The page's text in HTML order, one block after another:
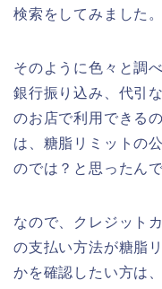
検索をしてみました。
そのように色々と調
銀行振り込み、代引
のお店で利用できる
は、糖脂リミットの
のでは？と思ったんで
なので、クレジット
の支払い方法が糖脂
かを確認したい方は